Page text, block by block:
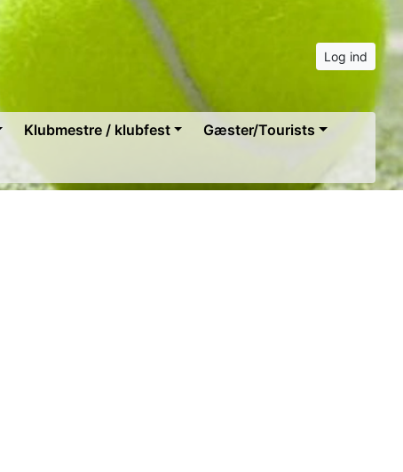
Log ind
Klubmestre / klubfest
Gæster/Tourists